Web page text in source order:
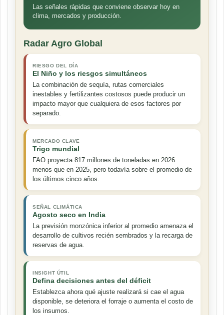
Las señales rápidas que conviene observar hoy en
clima, mercados y producción.
Radar Agro Global
RIESGO DEL DÍA
El Niño y los riesgos simultáneos
La combinación de sequía, rutas comerciales
inestables y fertilizantes costosos puede producir un
impacto mayor que cualquiera de esos factores por
separado.
MERCADO CLAVE
Trigo mundial
FAO proyecta 817 millones de toneladas en 2026:
menos que en 2025, pero todavía sobre el promedio de
los últimos cinco años.
SEÑAL CLIMÁTICA
Agosto seco en India
La previsión monzónica inferior al promedio amenaza el
desarrollo de cultivos recién sembrados y la recarga de
reservas de agua.
INSIGHT ÚTIL
Defina decisiones antes del déficit
Establezca ahora qué ajuste realizará si cae el agua
disponible, se deteriora el forraje o aumenta el costo de
los insumos.